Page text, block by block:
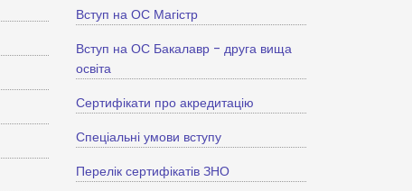
Вступ на ОС Магістр
Вступ на ОС Бакалавр - друга вища
освіта
Сертифікати про акредитацію
Спеціальні умови вступу
Перелік сертифікатів ЗНО